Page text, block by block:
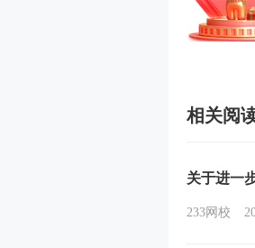
相关阅
关于进一
233网校